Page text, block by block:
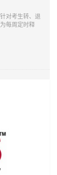
对考生转、退
每周定时释